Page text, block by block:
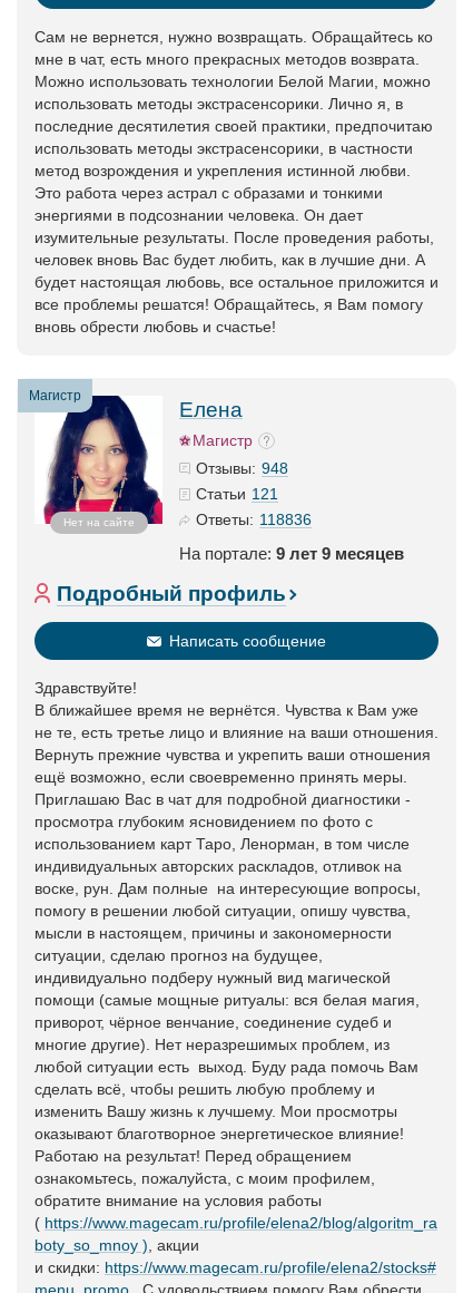
Сам не вернется, нужно возвращать. Обращайтесь ко
мне в чат, есть много прекрасных методов возврата.
Можно использовать технологии Белой Магии, можно
использовать методы экстрасенсорики. Лично я, в
последние десятилетия своей практики, предпочитаю
использовать методы экстрасенсорики, в частности
метод возрождения и укрепления истинной любви.
Это работа через астрал с образами и тонкими
энергиями в подсознании человека. Он дает
изумительные результаты. После проведения работы,
человек вновь Вас будет любить, как в лучшие дни. А
будет настоящая любовь, все остальное приложится и
все проблемы решатся! Обращайтесь, я Вам помогу
вновь обрести любовь и счастье!
Магистр
Нет на сайте
Елена
Магистр
Отзывы: 948
Статьи 121
Ответы: 118836
На портале: 9 лет 9 месяцев
Подробный профиль
Написать сообщение
Здравствуйте!
В ближайшее время не вернётся. Чувства к Вам уже
не те, есть третье лицо и влияние на ваши отношения.
Вернуть прежние чувства и укрепить ваши отношения
ещё возможно, если своевременно принять меры.
Приглашаю Вас в чат для подробной диагностики -
просмотра глубоким ясновидением по фото с
использованием карт Таро, Ленорман, в том числе
индивидуальных авторских раскладов, отливок на
воске, рун. Дам полные на интересующие вопросы,
помогу в решении любой ситуации, опишу чувства,
мысли в настоящем, причины и закономерности
ситуации, сделаю прогноз на будущее,
индивидуально подберу нужный вид магической
помощи (самые мощные ритуалы: вся белая магия,
приворот, чёрное венчание, соединение судеб и
многие другие). Нет неразрешимых проблем, из
любой ситуации есть выход. Буду рада помочь Вам
сделать всё, чтобы решить любую проблему и
изменить Вашу жизнь к лучшему. Мои просмотры
оказывают благотворное энергетическое влияние!
Работаю на результат! Перед обращением
ознакомьтесь, пожалуйста, с моим профилем,
обратите внимание на условия работы
( https://www.magecam.ru/profile/elena2/blog/algoritm_ra
boty_so_mnoy ) , акции
и скидки: https://www.magecam.ru/profile/elena2/stocks#